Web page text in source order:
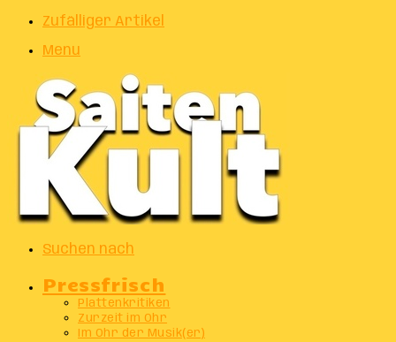
Zufälliger Artikel
Menu
Suchen nach
Pressfrisch
Plattenkritiken
Zurzeit im Ohr
Im Ohr der Musik(er)